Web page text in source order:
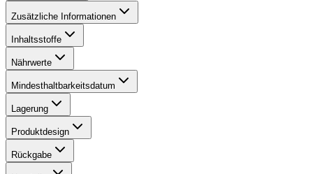
Zusätzliche Informationen
Inhaltsstoffe
Nährwerte
Mindesthaltbarkeitsdatum
Lagerung
Produktdesign
Rückgabe